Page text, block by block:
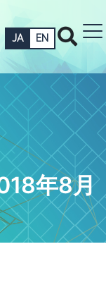
JA EN
年8月